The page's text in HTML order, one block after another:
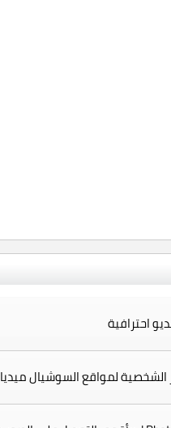
احترافية
لمواقع السوشيال ميديا